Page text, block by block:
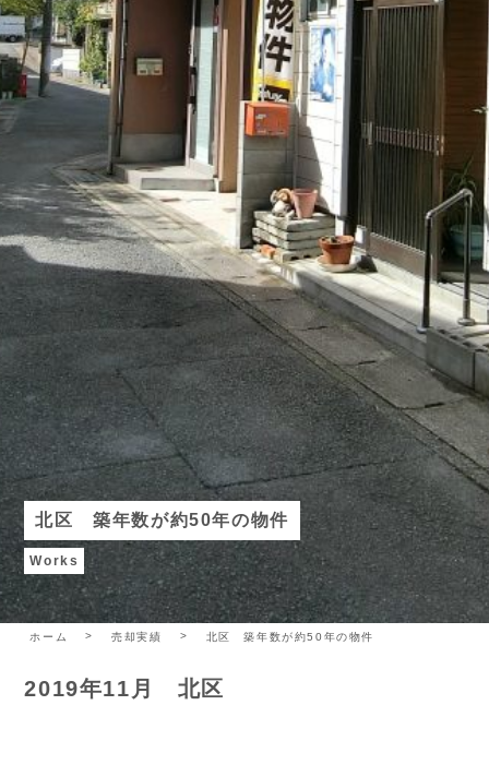
北区 築年数が約50年の物件
Works
ホーム 売却実績 北区 築年数が約50年の物件
2019年11月 北区